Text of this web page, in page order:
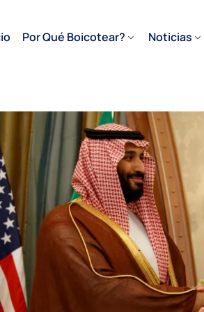
Por Qué Boicotear? Noticias